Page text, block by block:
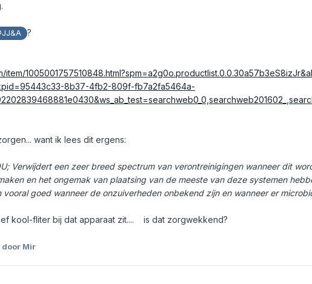
?
item/
8b37-4fb2-809f-fb7a2fa5464a-
want ik lees dit ergens:
Verwijdert een zeer breed spectrum van verontreinigingen wanneer dit
en het ongemak van plaatsing van de meeste van deze systemen
goed wanneer de onzuiverheden onbekend zijn en wanneer er
kool-fliter bij dat apparaat zit.... is dat zorgwekkend?
door Mir